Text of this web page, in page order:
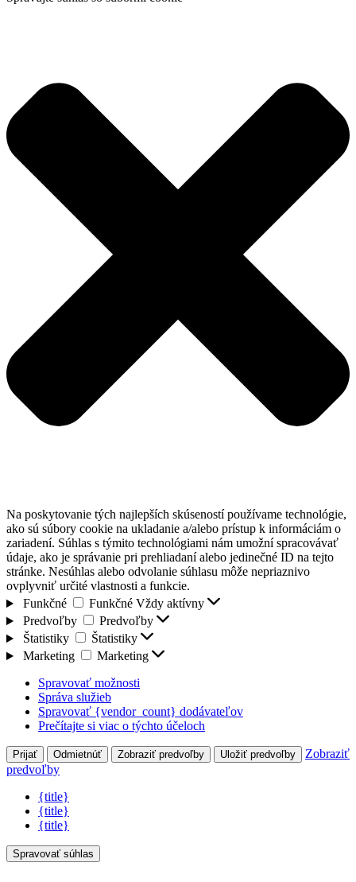
Na poskytovanie tých najlepších skúseností používame technológie,
ako sú súbory cookie na ukladanie a/alebo prístup k informáciám o
zariadení. Súhlas s týmito technológiami nám umožní spracovávať
údaje, ako je správanie pri prehliadaní alebo jedinečné ID na tejto
stránke. Nesúhlas alebo odvolanie súhlasu môže nepriaznivo
ovplyvniť určité vlastnosti a funkcie.
Funkčné
Funkčné Vždy aktívny
Predvoľby
Predvoľby
Štatistiky
Štatistiky
Marketing
Marketing
Spravovať možnosti
Správa služieb
Spravovať {vendor_count} dodávateľov
Prečítajte si viac o týchto účeloch
Prijať Odmietnúť Zobraziť predvoľby Uložiť predvoľby
Zobraziť
predvoľby
{title}
{title}
{title}
Spravovať súhlas